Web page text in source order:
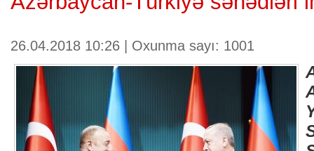
26.04.2018 10:26 | Oxunma sayı: 1001